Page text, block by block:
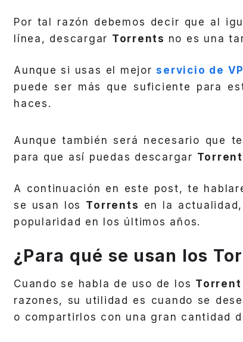
Por tal razón debemos decir que al
línea, descargar Torrents no es una
Aunque si usas el mejorservicio de
puede ser más que suficiente para
haces.
Aunque también será necesario que
para que así puedas descargar
A continuación en este post, te
se usan los Torrents en la
popularidad en los últimos años.
¿Para qué se usan los
Cuando se habla de uso de los Torrent
razones, su utilidad es cuando se
o compartirlos con una gran cantidad